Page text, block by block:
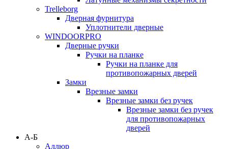
Trelleborg
Дверная фурнитура
Уплотнители дверные
WINDOORPRO
Дверные ручки
Ручки на планке
Ручки на планке для
противопожарных дверей
Замки
Врезные замки
Врезные замки без ручек
Врезные замки без ручек
для противопожарных
дверей
А-Б
Аллюр